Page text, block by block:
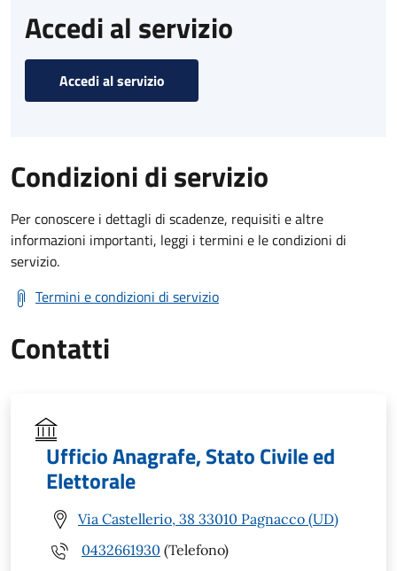
Accedi al servizio
Accedi al servizio
Condizioni di servizio
Per conoscere i dettagli di scadenze, requisiti e altre
informazioni importanti, leggi i termini e le condizioni di
servizio.
Termini e condizioni di servizio
Contatti
Ufficio Anagrafe, Stato Civile ed
Elettorale
Via Castellerio, 38 33010 Pagnacco (UD)
0432661930 (Telefono)